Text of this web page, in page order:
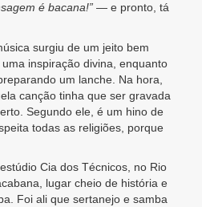
é bacana!” — e pronto, tá
surgiu de um jeito bem
inspiração divina, enquanto
um lanche. Na hora,
canção tinha que ser gravada
Segundo ele, é um hino de
todas as religiões, porque
Cia dos Técnicos, no Rio
lugar cheio de história e
Foi ali que sertanejo e samba